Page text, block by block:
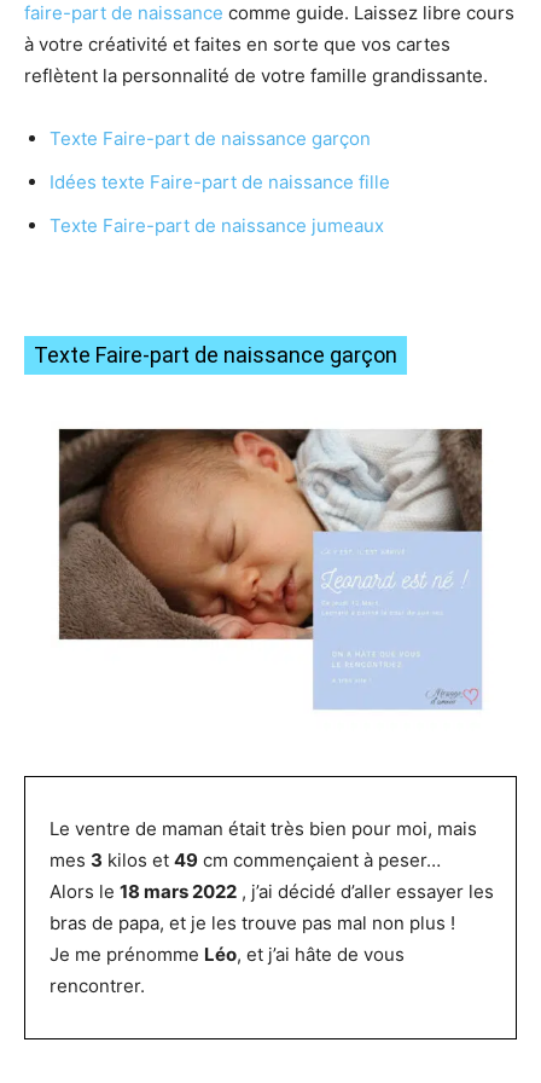
faire-part de naissance comme guide. Laissez libre cours
à votre créativité et faites en sorte que vos cartes
reflètent la personnalité de votre famille grandissante.
Texte Faire-part de naissance garçon
Idées texte Faire-part de naissance fille
Texte Faire-part de naissance jumeaux
Texte Faire-part de naissance garçon
Le ventre de maman était très bien pour moi, mais
mes 3 kilos et 49 cm commençaient à peser…
Alors le 18 mars 2022 , j’ai décidé d’aller essayer les
bras de papa, et je les trouve pas mal non plus !
Je me prénomme Léo, et j’ai hâte de vous
rencontrer.